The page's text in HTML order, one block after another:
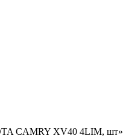
CAMRY XV40 4LIM, шт»